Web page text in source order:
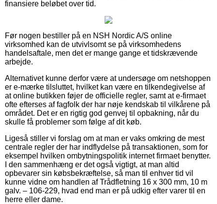
finansiere beløbet over tid.
Før nogen bestiller på en NSH Nordic A/S online
virksomhed kan de utvivlsomt se på virksomhedens
handelsaftale, men det er mange gange et tidskrævende
arbejde.
Alternativet kunne derfor være at undersøge om netshoppen
er e-mærke tilsluttet, hvilket kan være en tilkendegivelse af
at online butikken føjer de officielle regler, samt at e-firmaet
ofte efterses af fagfolk der har nøje kendskab til vilkårene på
området. Det er en rigtig god genvej til opbakning, når du
skulle få problemer som følge af dit køb.
Ligeså stiller vi forslag om at man er vaks omkring de mest
centrale regler der har indflydelse på transaktionen, som for
eksempel hvilken ombytningspolitik internet firmaet benytter.
I den sammenhæng er det også vigtigt, at man altid
opbevarer sin købsbekræftelse, så man til enhver tid vil
kunne vidne om handlen af Trådfletning 16 x 300 mm, 10 m
galv. – 106-229, hvad end man er på udkig efter varer til en
herre eller dame.